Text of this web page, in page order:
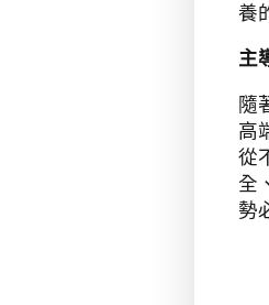
養
主
隨
高
從
全
勢